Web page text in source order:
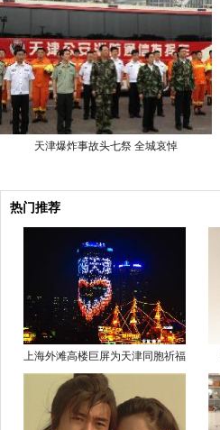
天津爆炸事故头七祭 全城哀悼
热门推荐
上海外滩高楼巨屏为天津同胞祈福